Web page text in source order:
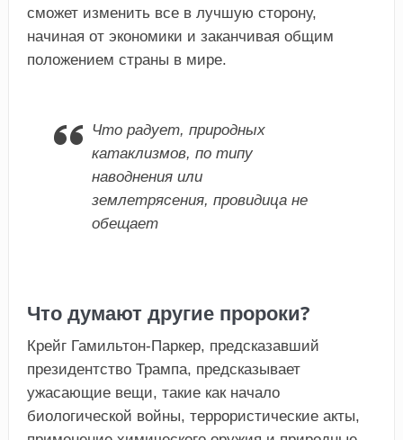
сможет изменить все в лучшую сторону,
начиная от экономики и заканчивая общим
положением страны в мире.
Что радует, природных
катаклизмов, по типу
наводнения или
землетрясения, провидица не
обещает
Что думают другие пророки?
Крейг Гамильтон-Паркер, предсказавший
президентство Трампа, предсказывает
ужасающие вещи, такие как начало
биологической войны, террористические акты,